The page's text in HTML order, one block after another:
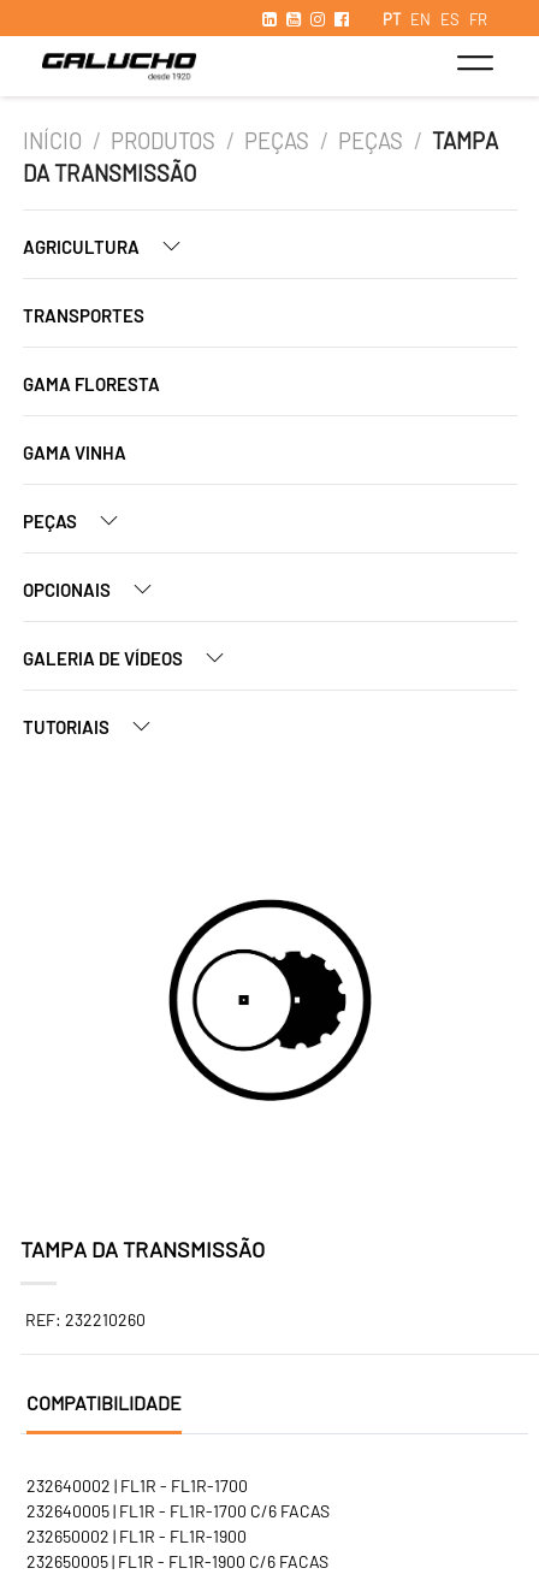
PT EN ES FR
INÍCIO / PRODUTOS / PEÇAS / PEÇAS / TAMPA
DA TRANSMISSÃO
AGRICULTURA
TRANSPORTES
GAMA FLORESTA
GAMA VINHA
PEÇAS
OPCIONAIS
GALERIA DE VÍDEOS
TUTORIAIS
TAMPA DA TRANSMISSÃO
REF: 232210260
COMPATIBILIDADE
232640002 | FL1R - FL1R-1700
232640005 | FL1R - FL1R-1700 C/6 FACAS
232650002 | FL1R - FL1R-1900
232650005 | FL1R - FL1R-1900 C/6 FACAS